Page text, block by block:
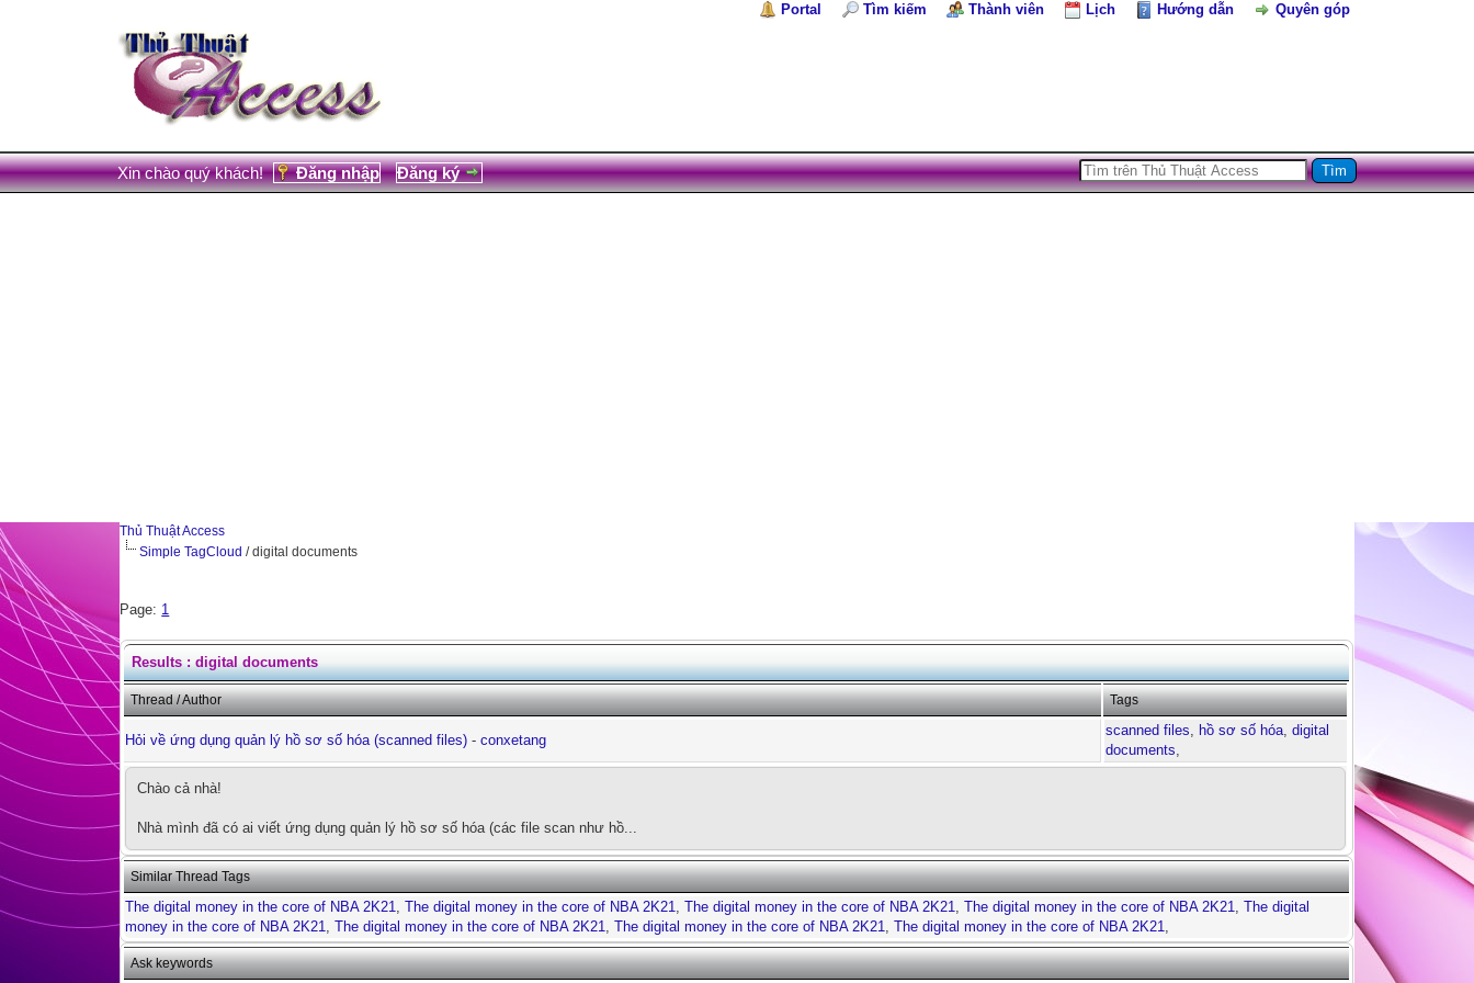
Portal Tìm kiếm Thành viên Lịch Hướng dẫn Quyên góp
Xin chào quý khách! Đăng nhập Đăng ký
Thủ Thuật Access
Simple TagCloud / digital documents
Page: 1
Results : digital documents
Thread / Author Tags
Hỏi về ứng dụng quản lý hồ sơ số hóa (scanned files) -conxetang
scanned files, hồ sơ số hóa,digital
documents,
Chào cả nhà!
Nhà mình đã có ai viết ứng dụng quản lý hồ sơ số hóa (các file scan như hồ...
Similar Thread Tags
The digital money in the core of NBA 2K21,The digital money in the core of NBA 2K21,The digital money in the core of NBA 2K21,The digital money in the core of NBA 2K21,The digital
money in the core of NBA 2K21,The digital money in the core of NBA 2K21,The digital money in the core of NBA 2K21,The digital money in the core of NBA 2K21,
Ask keywords